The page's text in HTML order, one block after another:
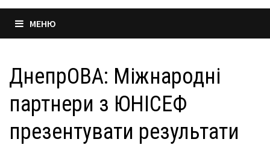
МЕНЮ
ДнепрОВА: Міжнародні
партнери з ЮНІСЕФ
презентувати результати